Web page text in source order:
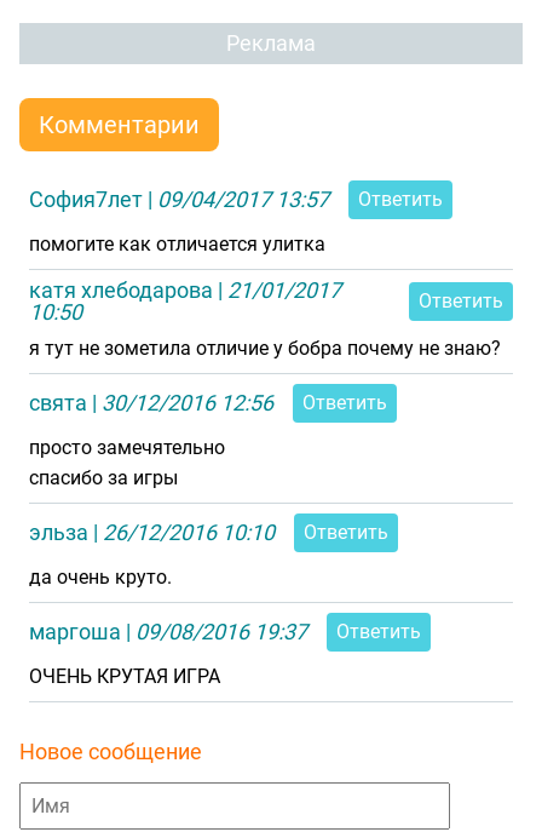
Реклама
Комментарии
София7лет | 09/04/2017 13:57
Ответить
помогите как отличается улитка
катя хлебодарова | 21/01/2017
10:50
Ответить
я тут не зометила отличие у бобра почему не знаю?
свята | 30/12/2016 12:56
Ответить
просто замечятельно
спасибо за игры
эльза | 26/12/2016 10:10
Ответить
да очень круто.
маргоша | 09/08/2016 19:37
Ответить
ОЧЕНЬ КРУТАЯ ИГРА
Новое сообщение